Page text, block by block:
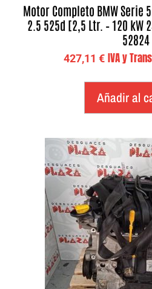
Motor Completo BMW Serie
2.5 525d [2,5 Ltr. – 120 kW
52824
427,11 € IVA y
Añadir al